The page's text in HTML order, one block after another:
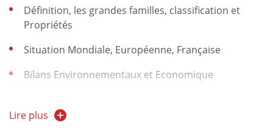
Définition, les grandes familles, classification et
Propriétés
Situation Mondiale, Européenne, Française
Bilans Environnementaux et Economique
Filière bioéthanol 1ère génération:
Lire plus